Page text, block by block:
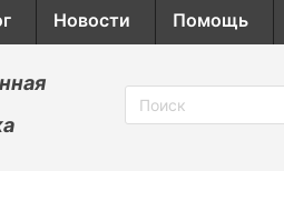
Новости Помощь